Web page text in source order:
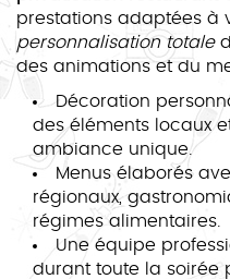
prestations adaptées à
personnalisation totale
des animations et du
Décoration
des éléments locaux
ambiance unique.
Menus élaborés
régionaux,
régimes alimentaires.
Une équipe
durant toute la soirée